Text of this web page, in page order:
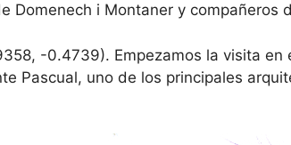
Domenech i Montaner y compañeros
-0.4739). Empezamos la visita
Pascual, uno de los principales